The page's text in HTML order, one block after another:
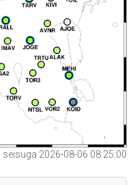
2026-08-06 08:25:00